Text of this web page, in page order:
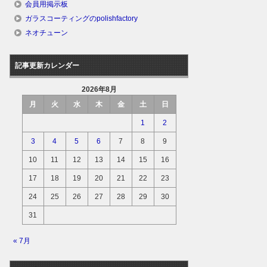
会員用掲示板
ガラスコーティングのpolishfactory
ネオチューン
記事更新カレンダー
2026年8月
月
火 水 木 金 土 日
1 2
3 4 5 6 7 8 9
10 11 12 13 14 15 16
17 18 19 20 21 22 23
24 25 26 27 28 29 30
31
« 7月